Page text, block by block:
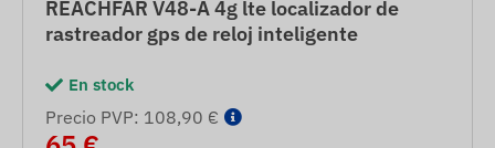
REACHFAR V48-A 4g lte localizador de
rastreador gps de reloj inteligente
En stock
Precio PVP: 108,90 €